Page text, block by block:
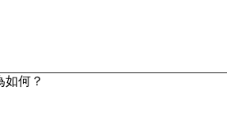
何？